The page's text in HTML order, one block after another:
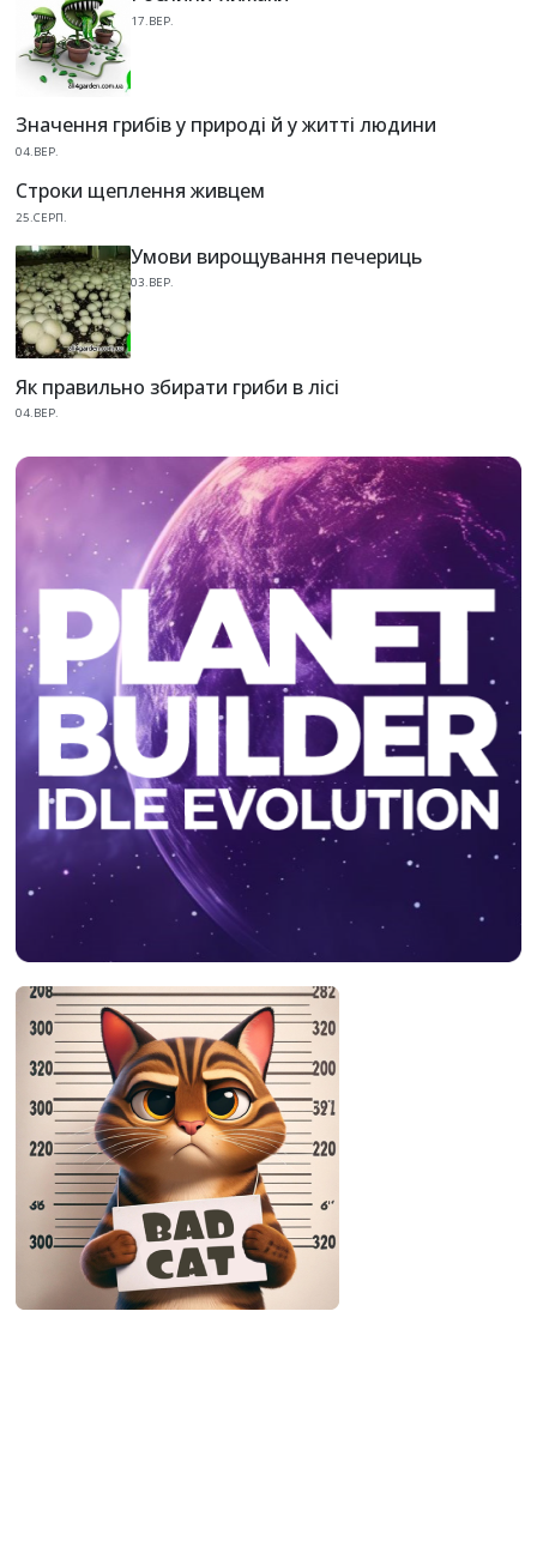
17.ВЕР.
Значення грибів у природі й у житті людини
04.ВЕР.
Строки щеплення живцем
25.СЕРП.
Умови вирощування печериць
03.ВЕР.
Як правильно збирати гриби в лісі
04.ВЕР.